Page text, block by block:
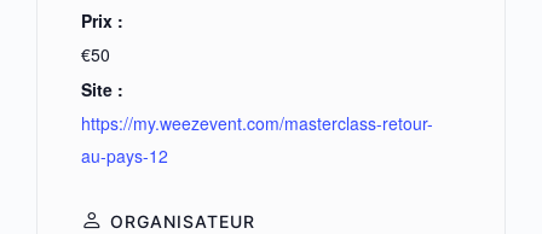
Prix :
€50
Site :
https://my.weezevent.com/masterclass-retour-
au-pays-12
ORGANISATEUR